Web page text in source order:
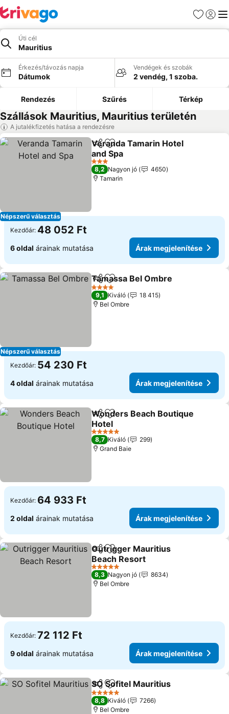
Kedvencek
Úti cél
Mauritius
Érkezés/távozás napja
Dátumok
Vendégek és szobák
2 vendég, 1 szoba.
Rendezés Szűrés Térkép
Szállások Mauritius, Mauritius területén
A jutalékfizetés hatása a rendezésre
Népszerű választás
Megosztás
Hozzáadás a kedvencekhez
Veranda Tamarin Hotel
and Spa
3 Kategória
8,2 Nagyon jó
4650
Tamarin
Kezdőár: 48 052 Ft
6 oldal árainak mutatása Árak megjelenítése
Népszerű választás
Megosztás
Hozzáadás a kedvencekhez
Tamassa Bel Ombre
4 Kategória
9,1 Kiváló
18 415
Bel Ombre
Kezdőár: 54 230 Ft
4 oldal árainak mutatása Árak megjelenítése
Megosztás
Hozzáadás a kedvencekhez
Wonders Beach Boutique
Hotel
5 Kategória
8,7 Kiváló
299
Grand Baie
Kezdőár: 64 933 Ft
2 oldal árainak mutatása Árak megjelenítése
Megosztás
Hozzáadás a kedvencekhez
Outrigger Mauritius
Beach Resort
5 Kategória
8,3 Nagyon jó
8634
Bel Ombre
Kezdőár: 72 112 Ft
9 oldal árainak mutatása Árak megjelenítése
Megosztás
Hozzáadás a kedvencekhez
SO Sofitel Mauritius
5 Kategória
8,8 Kiváló
7266
Bel Ombre